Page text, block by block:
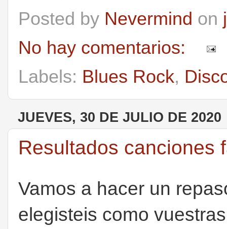
Posted by Nevermind on
No hay comentarios:
Labels: Blues Rock,
JUEVES, 30 DE JULIO DE 2020
Resultados canciones
Vamos a hacer un
elegisteis como